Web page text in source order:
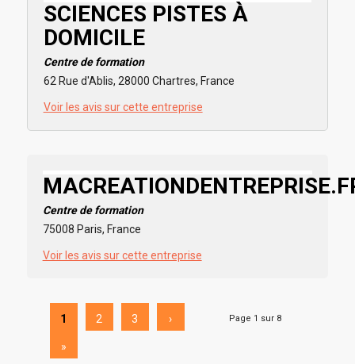
SCIENCES PISTES À
DOMICILE
Centre de formation
62 Rue d'Ablis, 28000 Chartres, France
Voir les avis sur cette entreprise
Centre de formation
75008 Paris, France
Voir les avis sur cette entreprise
Page 1 sur 8
1 2 3 ›
»